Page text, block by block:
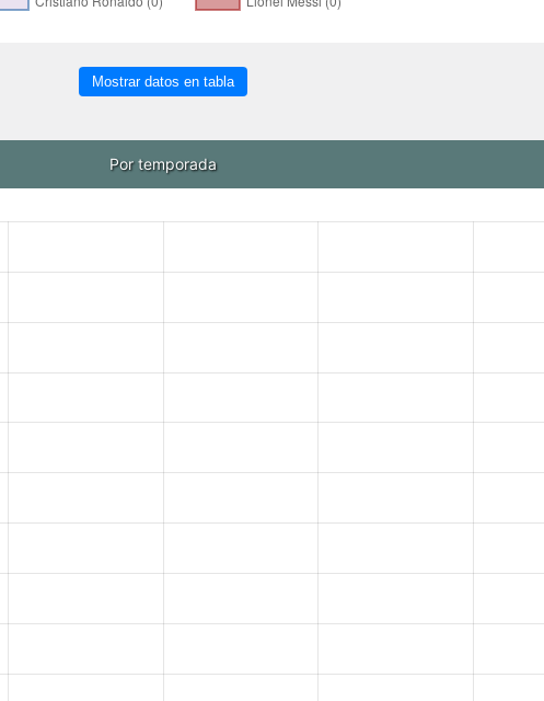
Mostrar datos en tabla
Por temporada